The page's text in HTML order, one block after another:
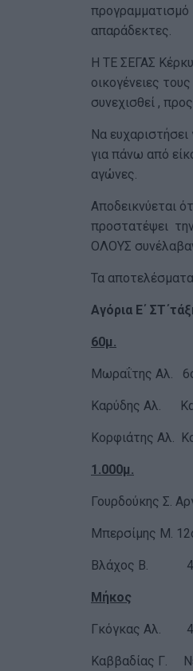
προγραμματισμό
απαράδεκτες.
Η ΤΕ ΣΕΓΑΣ
οικογένειες
συνεχισθεί ,
Να
για πάνω από
αγώνες.
Αποδεικνύεται
προστατέψει
ΟΛΟΥΣ
Τα
Αγόρια Ε΄
60μ.
Μωραΐτης Αλ.
Καρύδης Αλ.
Κορφιάτης Αλ.
1.000μ.
Γουρδούκης Σ.
Βλάχος Β.
Μήκος
Γκόγκας Αλ.
Καββαδίας Γ.